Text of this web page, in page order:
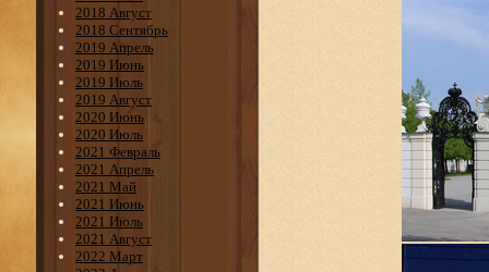
2018 Август
2018 Сентябрь
2019 Апрель
2019 Июнь
2019 Июль
2019 Август
2020 Июнь
2020 Июль
2021 Февраль
2021 Апрель
2021 Май
2021 Июнь
2021 Июль
2021 Август
2022 Март